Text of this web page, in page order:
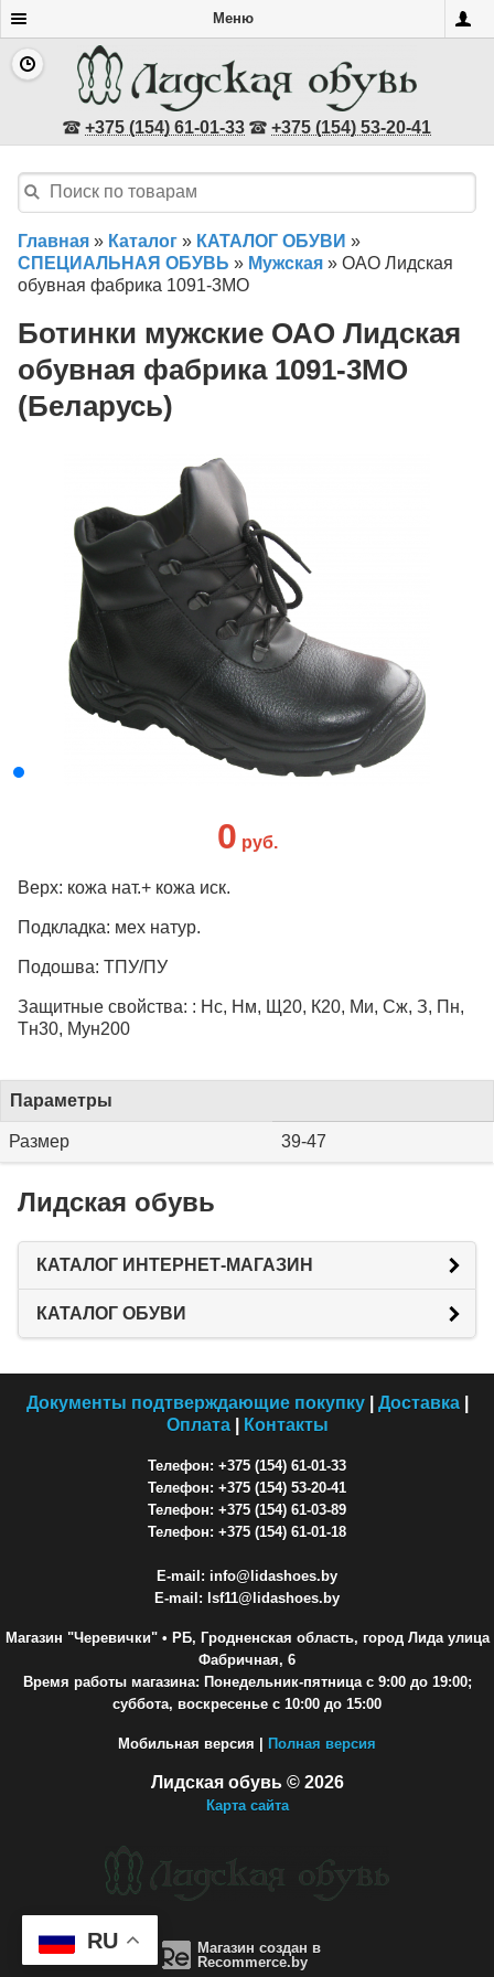
RU
Меню
+375 (154) 61-01-33 +375 (154) 53-20-41
Главная » Каталог » КАТАЛОГ ОБУВИ »
СПЕЦИАЛЬНАЯ ОБУВЬ » Мужская » ОАО Лидская
обувная фабрика 1091-3МО
Ботинки мужские ОАО Лидская
обувная фабрика 1091-3МО
(Беларусь)
0 руб.
Верх: кожа нат.+ кожа иск.
Подкладка: мех натур.
Подошва: ТПУ/ПУ
Защитные свойства: : Нс, Нм, Щ20, К20, Ми, Сж, З, Пн,
Тн30, Мун200
Параметры
Размер 39-47
Лидская обувь
КАТАЛОГ ИНТЕРНЕТ-МАГАЗИН
КАТАЛОГ ОБУВИ
Документы подтверждающие покупку| Доставка|
Оплата| Контакты
Телефон: +375 (154) 61-01-33
Телефон: +375 (154) 53-20-41
Телефон: +375 (154) 61-03-89
Телефон: +375 (154) 61-01-18
E-mail: info@lidashoes.by
E-mail: lsf11@lidashoes.by
Магазин "Черевички"• РБ, Гродненская область, город Лида улица
Фабричная, 6
Время работы магазина: Понедельник-пятница с 9:00 до 19:00;
суббота, воскресенье с 10:00 до 15:00
Мобильная версия | Полная версия
Лидская обувь © 2026
Карта сайта
Магазин создан в
Recommerce.by